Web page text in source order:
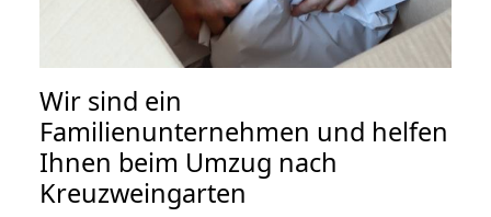
Wir sind ein
Familienunternehmen und helfen
Ihnen beim Umzug nach
Kreuzweingarten